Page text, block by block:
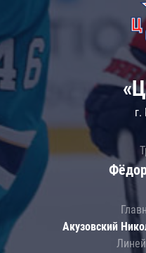
г.
Акузовский